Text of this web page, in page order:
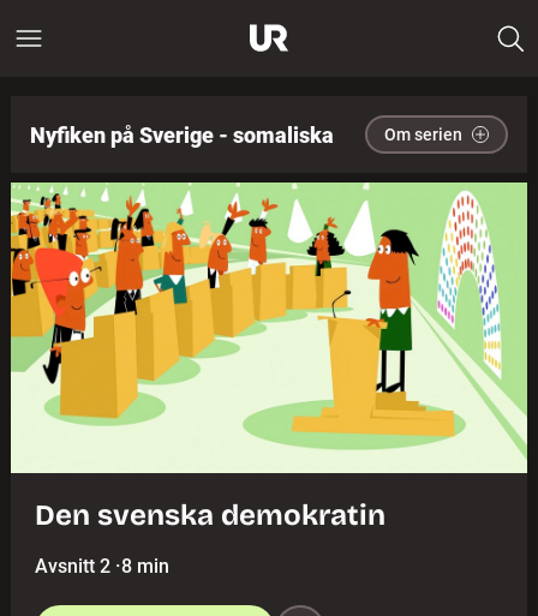
Nyfiken på Sverige - somaliska Om serien
Den svenska demokratin
Avsnitt 2 ·8 min